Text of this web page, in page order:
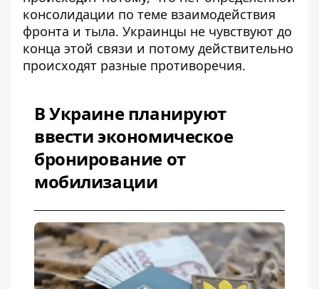
консолидации по теме взаимодействия
фронта и тыла. Украинцы не чувствуют до
конца этой связи и потому действительно
происходят разные противоречия.
В Украине планируют
ввести экономическое
бронирование от
мобилизации